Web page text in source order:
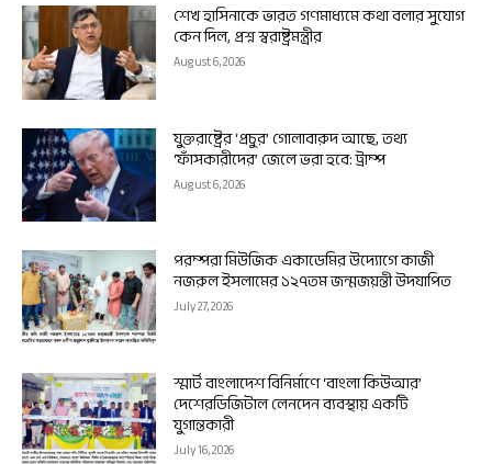
শেখ হাসিনাকে ভারত গণমাধ্যমে কথা বলার সুযোগ
কেন দিল, প্রশ্ন স্বরাষ্ট্রমন্ত্রীর
August 6, 2026
যুক্তরাষ্ট্রের ‘প্রচুর’ গোলাবারুদ আছে, তথ্য
‘ফাঁসকারীদের’ জেলে ভরা হবে: ট্রাম্প
August 6, 2026
পরম্পরা মিউজিক একাডেমির উদ্যোগে কাজী
নজরুল ইসলামের ১২৭তম জন্মজয়ন্তী উদযাপিত
July 27, 2026
স্মার্ট বাংলাদেশ বিনির্মাণে ‘বাংলা কিউআর’
দেশেরডিজিটাল লেনদেন ব্যবস্থায় একটি
যুগান্তকারী
July 16, 2026